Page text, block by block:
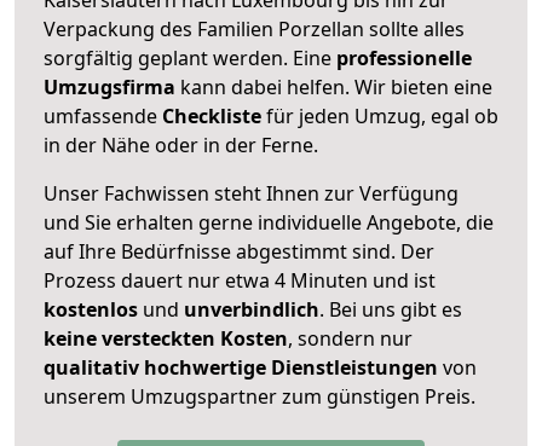
Verpackung des Familien Porzellan sollte alles
sorgfältig geplant werden. Eine professionelle
Umzugsfirma kann dabei helfen. Wir bieten eine
umfassende Checklistefür jeden Umzug, egal ob
in der Nähe oder in der Ferne.
Unser Fachwissen steht Ihnen zur Verfügung
und Sie erhalten gerne individuelle Angebote, die
auf Ihre Bedürfnisse abgestimmt sind. Der
Prozess dauert nur etwa 4 Minuten und ist
kostenlos und unverbindlich. Bei uns gibt es
keine versteckten Kosten, sondern nur
qualitativ hochwertige Dienstleistungen von
unserem Umzugspartner zum günstigen Preis.